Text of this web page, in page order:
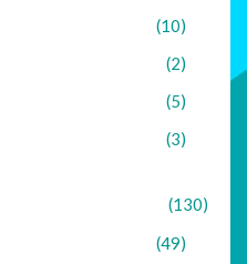
(10)
(2)
(5)
(3)
(130)
(49)